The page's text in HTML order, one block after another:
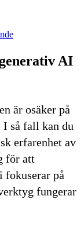
AI
är osäker på
I så fall kan du
erfarenhet av
för att
fokuserar på
fungerar